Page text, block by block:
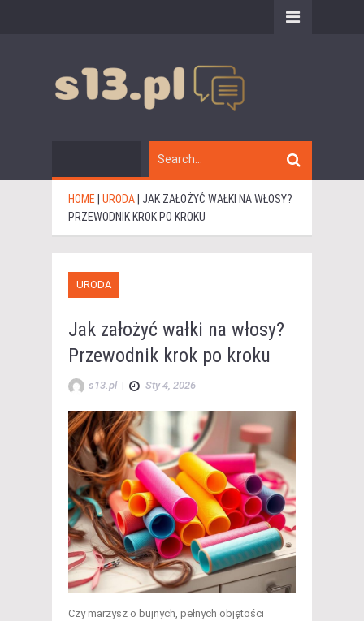
HOME URODA JAK ZAŁOŻYĆ WAŁKI NA WŁOSY?
PRZEWODNIK KROK PO KROKU
URODA
Jak założyć wałki na włosy?
Przewodnik krok po kroku
s13.pl | Sty 4, 2026
Czy marzysz o bujnych, pełnych objętości